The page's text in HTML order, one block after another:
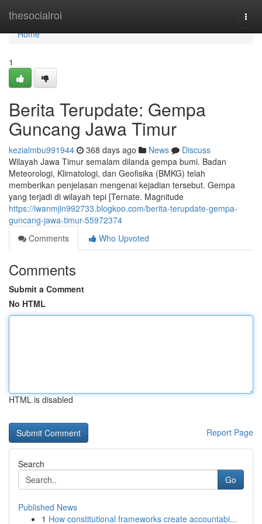
thesocialroi
Home
Home
1
Berita Terupdate: Gempa
Guncang Jawa Timur
kezialmbu991944 368 days ago News
Discuss
Wilayah Jawa Timur semalam dilanda gempa bumi. Badan
Meteorologi, Klimatologi, dan Geofisika (BMKG) telah
memberikan penjelasan mengenai kejadian tersebut. Gempa
yang terjadi di wilayah tepi [Ternate. Magnitude
https://iwanmjin992733.blogkoo.com/berita-terupdate-gempa-
guncang-jawa-timur-55972374
Comments
Who Upvoted
Comments
Submit a Comment
No HTML
HTML is disabled
Report Page
Search
Go
Published News
1 How constitutional frameworks create accountabi...